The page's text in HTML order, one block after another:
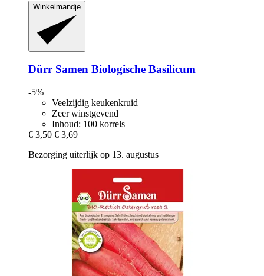
Winkelmandje
Dürr Samen Biologische Basilicum
-5%
Veelzijdig keukenkruid
Zeer winstgevend
Inhoud: 100 korrels
€ 3,50 € 3,69
Bezorging uiterlijk op 13. augustus